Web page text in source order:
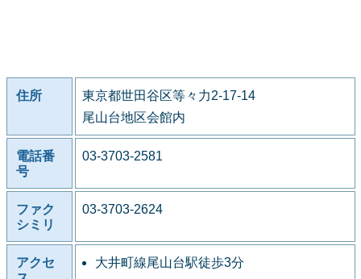
住所
東京都世田谷区等々力2-17-14
尾山台地区会館内
電話番
号
03-3703-2581
ファク
シミリ
03-3703-2624
アクセ
大井町線尾山台駅徒歩3分